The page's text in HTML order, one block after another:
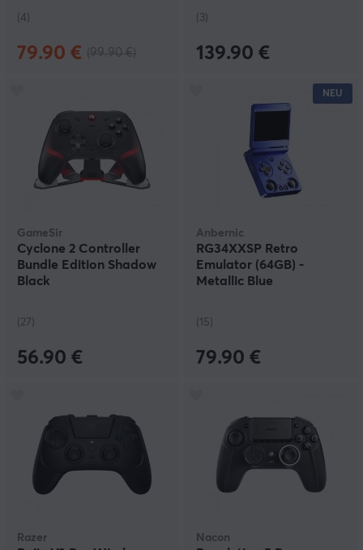
(4)
79.90 €
(3)
139.90 €
GameSir
Cyclone 2 Controller
Bundle Edition Shadow
Black
(27)
56.90 €
NEU
Anbernic
RG34XXSP Retro
Emulator (64GB) -
Metallic Blue
(15)
79.90 €
Razer Nacon